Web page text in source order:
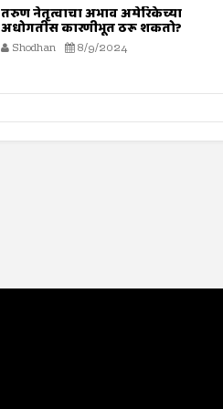
तरुण नेतृत्वाचा अभाव अमेरिकेच्या
अधोगतीस कारणीभूत ठरू शकतो?
Shodhan 8/9/2024